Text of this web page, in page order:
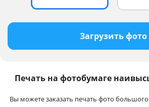
Загрузить фото
Печать на фотобумаге
Вы можете заказать печать фото